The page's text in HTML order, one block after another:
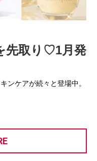
先取り♡1月発
ンケアが続々と登場中。